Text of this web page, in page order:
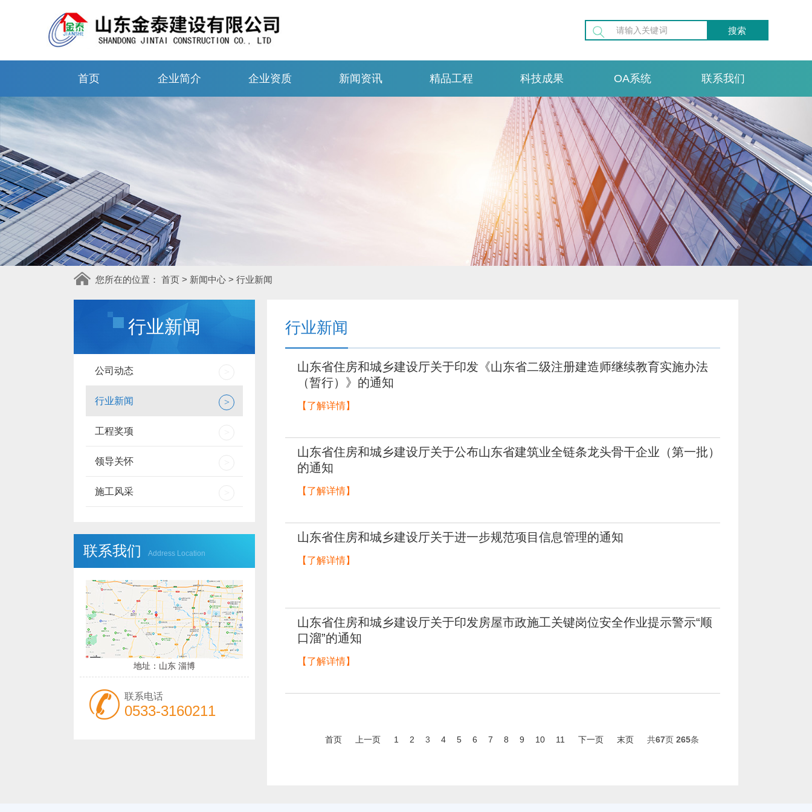
搜索
首页 企业简介 企业资质 新闻资讯 精品工程 科技成果 OA系统 联系我们
您所在的位置： 首页 > 新闻中心 > 行业新闻
行业新闻
公司动态
行业新闻 >
工程奖项
领导关怀
施工风采
联系我们 Address Location
地址：山东 淄博
联系电话
0533-3160211
行业新闻
山东省住房和城乡建设厅关于印发《山东省二级注册建造师继续教育实施办法
（暂行）》的通知
【了解详情】
山东省住房和城乡建设厅关于公布山东省建筑业全链条龙头骨干企业（第一批）
的通知
【了解详情】
山东省住房和城乡建设厅关于进一步规范项目信息管理的通知
【了解详情】
山东省住房和城乡建设厅关于印发房屋市政施工关键岗位安全作业提示警示“顺
口溜”的通知
【了解详情】
首页 上一页 1 2 3 4 5 6 7 8 9 10 11 下一页 末页 共67页 265条